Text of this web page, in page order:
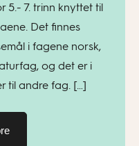
5.- 7. trinn knyttet til
Det finnes
i fagene norsk,
og det er i
til andre fag. […]